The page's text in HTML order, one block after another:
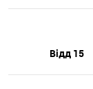
Відд 15